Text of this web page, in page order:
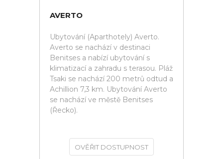
AVERTO
Ubytování (Aparthotely) Averto.
Averto se nachází v destinaci
Benitses a nabízí ubytování s
klimatizací a zahradu s terasou. Pláž
Tsaki se nachází 200 metrů odtud a
Achillion 7,3 km. Ubytování Averto
se nachází ve městě Benitses
(Řecko).
OVĚŘIT DOSTUPNOST